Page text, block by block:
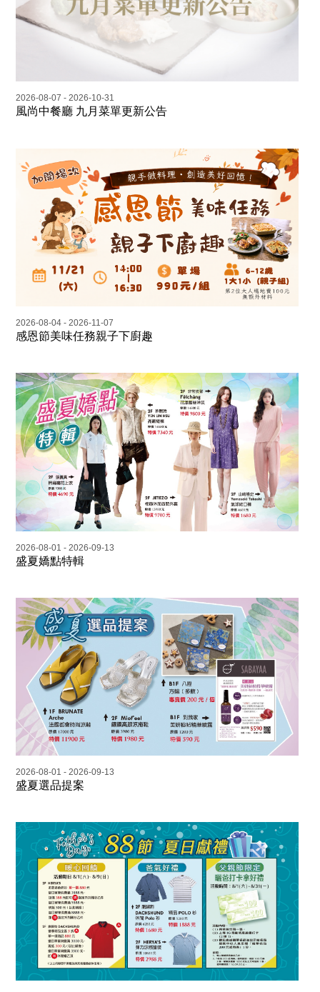
2026-08-07 - 2026-10-31
風尚中餐廳 九月菜單更新公告
2026-08-04 - 2026-11-07
感恩節美味任務親子下廚趣
2026-08-01 - 2026-09-13
盛夏嬌點特輯
2026-08-01 - 2026-09-13
盛夏選品提案